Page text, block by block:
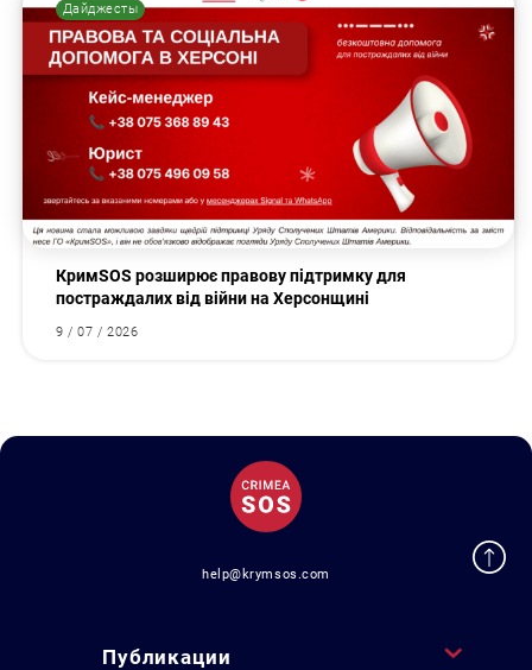
Дайджесты
КримSOS розширює правову підтримку для
постраждалих від війни на Херсонщині
9 / 07 / 2026
help@krymsos.com
Публикации